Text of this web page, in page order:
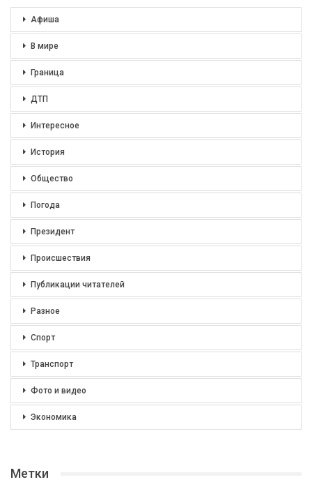
Афиша
В мире
Граница
ДТП
Интересное
История
Общество
Погода
Президент
Происшествия
Публикации читателей
Разное
Спорт
Транспорт
Фото и видео
Экономика
Метки